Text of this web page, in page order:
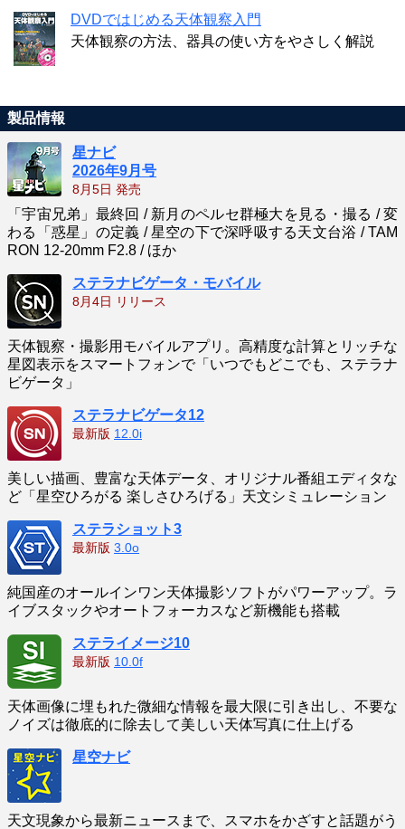
DVDではじめる天体観察入門
天体観察の方法、器具の使い方をやさしく解説
製品情報
星ナビ
2026年9月号
8月5日 発売
「宇宙兄弟」最終回 / 新月のペルセ群極大を見る・撮る / 変
わる「惑星」の定義 / 星空の下で深呼吸する天文台浴 / TAM
RON 12-20mm F2.8 / ほか
ステラナビゲータ・モバイル
8月4日 リリース
天体観察・撮影用モバイルアプリ。高精度な計算とリッチな
星図表示をスマートフォンで「いつでもどこでも、ステラナ
ビゲータ」
ステラナビゲータ12
最新版 12.0i
美しい描画、豊富な天体データ、オリジナル番組エディタな
ど「星空ひろがる 楽しさひろげる」天文シミュレーション
ステラショット3
最新版 3.0o
純国産のオールインワン天体撮影ソフトがパワーアップ。ラ
イブスタックやオートフォーカスなど新機能も搭載
ステライメージ10
最新版 10.0f
天体画像に埋もれた微細な情報を最大限に引き出し、不要な
ノイズは徹底的に除去して美しい天体写真に仕上げる
星空ナビ
天文現象から最新ニュースまで、スマホをかざすと話題がう